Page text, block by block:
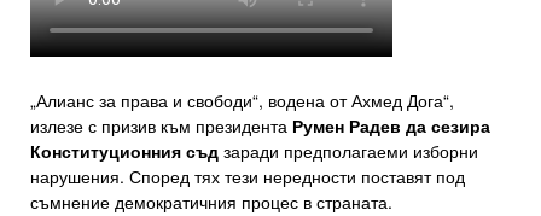
„Алианс за права и свободи“, водена от Ахмед Дога“,
излезе с призив към президента Румен Радев да сезира
Конституционния съд заради предполагаеми изборни
нарушения. Според тях тези нередности поставят под
съмнение демократичния процес в страната.